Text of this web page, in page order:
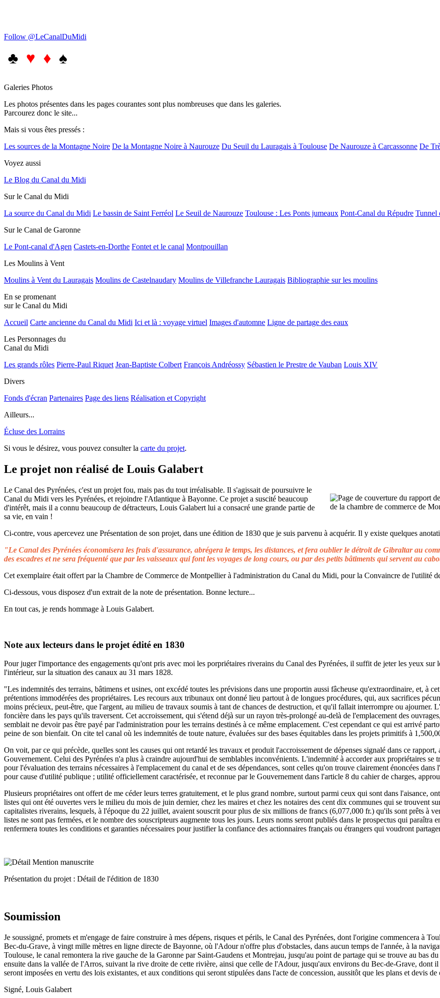
Follow @LeCanalDuMidi
♣ ♥ ♦ ♠
Galeries Photos
Les photos présentes dans les pages courantes sont plus nombreuses que dans les galeries.
Parcourez donc le site...
Mais si vous êtes pressés :
Les sources de la Montagne Noire De la Montagne Noire à Naurouze Du Seuil du Lauragais à Toulouse De Naurouze à Carcassonne De
Voyez aussi
Le Blog du Canal du Midi
Sur le Canal du Midi
La source du Canal du Midi Le bassin de Saint Ferréol Le Seuil de Naurouze Toulouse : Les Ponts jumeaux Pont-Canal du Répudre Tunnel
Sur le Canal de Garonne
Le Pont-canal d'Agen Castets-en-Dorthe Fontet et le canal Montpouillan
Les Moulins à Vent
Moulins à Vent du Lauragais Moulins de Castelnaudary Moulins de Villefranche Lauragais Bibliographie sur les moulins
En se promenant
sur le Canal du Midi
Accueil Carte ancienne du Canal du Midi Ici et là : voyage virtuel Images d'automne Ligne de partage des eaux
Les Personnages du
Canal du Midi
Les grands rôles Pierre-Paul Riquet Jean-Baptiste Colbert François Andréossy Sébastien le Prestre de Vauban Louis XIV
Divers
Fonds d'écran Partenaires Page des liens Réalisation et Copyright
Ailleurs...
Écluse des Lorrains
Si vous le désirez, vous pouvez consulter la carte du projet.
Le projet non réalisé de Louis Galabert
Le Canal des Pyrénées, c'est un projet fou, mais pas du tout irréalisable. Il s'agissait de poursuivre le
Canal du Midi vers les Pyrénées, et rejoindre l'Atlantique à Bayonne. Ce projet a suscité beaucoup
d'intérêt, mais il a connu beaucoup de détracteurs, Louis Galabert lui a consacré une grande partie de
sa vie, en vain !
Ci-contre, vous apercevez une Présentation de son projet, dans une édition de 1830 que je suis parvenu à acquérir. Il y existe quelques
"Le Canal des Pyrénées économisera les frais d'assurance, abrégera le temps, les distances, et fera oublier le détroit de Gibraltar au
des escadres et ne sera fréquenté que par les vaisseaux qui font les voyages de long cours, ou par des petits bâtiments qui servent au
Cet exemplaire était offert par la Chambre de Commerce de Montpellier à l'administration du Canal du Midi, pour la Convaincre de l'utilité
Ci-dessous, vous disposez d'un extrait de la note de présentation. Bonne lecture...
En tout cas, je rends hommage à Louis Galabert.
Note aux lecteurs dans le projet édité en 1830
Pour juger l'importance des engagements qu'ont pris avec moi les porpriétaires riverains du Canal des Pyrénées, il suffit de jeter les yeux
l'intérieur, sur la situation des canaux au 31 mars 1828.
"Les indemnités des terrains, bâtimens et usines, ont excédé toutes les prévisions dans une proportin aussi fâcheuse qu'extraordinaire, et, à
prétentions immodérées des propriétaires. Les recours aux tribunaux ont donné lieu partout à de longues procédures, qui, aux sacrifices
moins précieux, peut-être, que l'argent, au milieu de travaux soumis à tant de chances de destruction, et qu'il fallait interrompre ou ajourner.
foncière dans les pays qu'ils traversent. Cet accroissement, qui s'étend déjà sur un rayon très-prolongé au-delà de l'emplacement des
semblait ne devoir pas être payé par l'administration pour les terrains destinés à ce même emplacement. C'est cependant ce qui est arrivé
peine de son bienfait. On cite tel canal où les indemnités de toute nature, évaluées sur des bases équitables dans les projets primitifs à
On voit, par ce qui précède, quelles sont les causes qui ont retardé les travaux et produit l'accroissement de dépenses signalé dans ce
Gouvernement. Celui des Pyrénées n'a plus à craindre aujourd'hui de semblables inconvénients. L'indemnité à accorder aux propriétaires se
pour l'évaluation des terrains nécessaires à l'emplacement du canal et de ses dépendances, sont celles qu'on trouve clairement énoncées
pour cause d'utilité publique ; utilité officiellement caractérisée, et reconnue par le Gouvernement dans l'article 8 du cahier de charges,
Plusieurs propriétaires ont offert de me céder leurs terres gratuitement, et le plus grand nombre, surtout parmi ceux qui sont dans l'aisance,
listes qui ont été ouvertes vers le milieu du mois de juin dernier, chez les maires et chez les notaires des cent dix communes qui se trouvent
capitalistes riverains, lesquels, à l'époque du 22 juillet, avaient souscrit pour plus de six millions de francs (6,077,000 fr.) qu'ils sont prêts à
listes ne sont pas fermées, et le nombre des souscripteurs augmente tous les jours. Leurs noms seront publiés dans le prospectus qui
renfermera toutes les conditions et garanties nécessaires pour justifier la confiance des actionnaires français ou étrangers qui voudront
Présentation du projet : Détail de l'édition de 1830
Soumission
Je soussigné, promets et m'engage de faire construire à mes dépens, risques et périls, le Canal des Pyrénées, dont l'origine commencera à
Bec-du-Grave, à vingt mille mètres en ligne directe de Bayonne, où l'Adour n'offre plus d'obstacles, dans aucun temps de l'année, à la
Toulouse, le canal remontera la rive gauche de la Garonne par Saint-Gaudens et Montrejau, jusqu'au point de partage qui se trouve au bas
ensuite dans la vallée de l'Arros, suivant la rive droite de cette rivière, ainsi que celle de l'Adour, jusqu'aux environs du Bec-de-Grave, dont
seront imposées en vertu des lois existantes, et aux conditions qui seront stipulées dans l'acte de concession, aussitôt que les plans et devis
Signé, Louis Galabert